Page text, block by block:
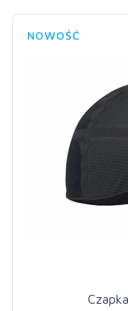
NOWOŚĆ